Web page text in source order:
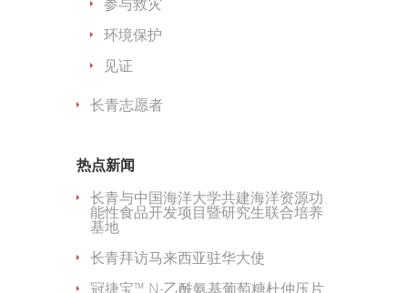
环境保护
见证
长青志愿者
热点新闻
长青与中国海洋大学共建海洋资源功
能性食品开发项目暨研究生联合培养
基地
长青拜访马来西亚驻华大使
冠捷宝™ N-乙酰氨基葡萄糖杜仲压片